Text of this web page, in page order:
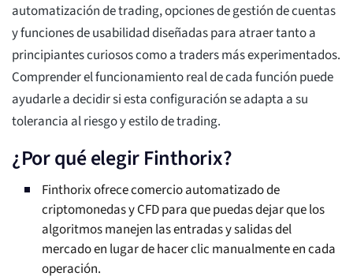
automatización de trading, opciones de gestión de cuentas
y funciones de usabilidad diseñadas para atraer tanto a
principiantes curiosos como a traders más experimentados.
Comprender el funcionamiento real de cada función puede
ayudarle a decidir si esta configuración se adapta a su
tolerancia al riesgo y estilo de trading.
¿Por qué elegir Finthorix?
Finthorix ofrece comercio automatizado de
criptomonedas y CFD para que puedas dejar que los
algoritmos manejen las entradas y salidas del
mercado en lugar de hacer clic manualmente en cada
operación.